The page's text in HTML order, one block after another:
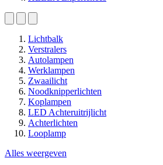
Lichtbalk
Verstralers
Autolampen
Werklampen
Zwaailicht
Noodknipperlichten
Koplampen
LED Achteruitrijlicht
Achterlichten
Looplamp
Alles weergeven